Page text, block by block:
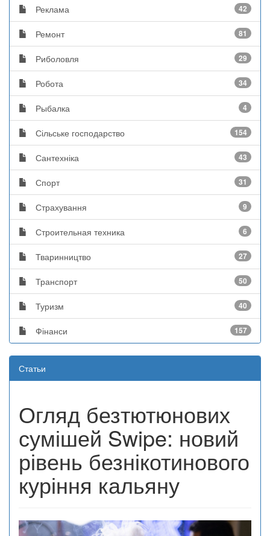
Реклама 42
Ремонт 81
Риболовля 29
Робота 34
Рыбалка 4
Сільське господарство 154
Сантехніка 43
Спорт 31
Страхування 9
Строительная техника 6
Тваринництво 27
Транспорт 50
Туризм 40
Фінанси 157
Статьи
Огляд безтютюнових
сумішей Swipe: новий
рівень безнікотинового
куріння кальяну